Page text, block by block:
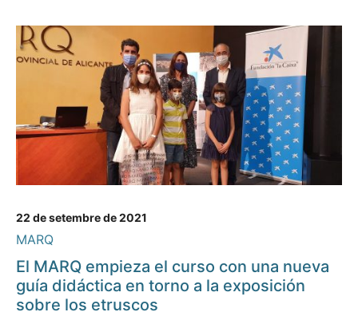
22 de setembre de 2021
MARQ
El MARQ empieza el curso con una nueva
guía didáctica en torno a la exposición
sobre los etruscos